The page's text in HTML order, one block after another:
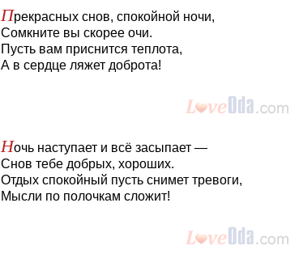
Прекрасных снов, спокойной ночи,
Сомкните вы скорее очи.
Пусть вам приснится теплота,
А в сердце ляжет доброта!
Ночь наступает и всё засыпает —
Снов тебе добрых, хороших.
Отдых спокойный пусть снимет тревоги,
Мысли по полочкам сложит!